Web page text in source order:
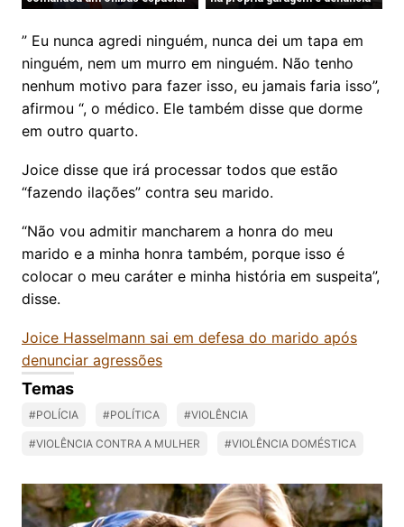
” Eu nunca agredi ninguém, nunca dei um tapa em
ninguém, nem um murro em ninguém. Não tenho
nenhum motivo para fazer isso, eu jamais faria isso”,
afirmou “, o médico. Ele também disse que dorme
em outro quarto.
Joice disse que irá processar todos que estão
“fazendo ilações” contra seu marido.
“Não vou admitir mancharem a honra do meu
marido e a minha honra também, porque isso é
colocar o meu caráter e minha história em suspeita”,
disse.
Joice Hasselmann sai em defesa do marido após
denunciar agressões
Temas
#POLÍCIA #POLÍTICA #VIOLÊNCIA
#VIOLÊNCIA CONTRA A MULHER #VIOLÊNCIA DOMÉSTICA